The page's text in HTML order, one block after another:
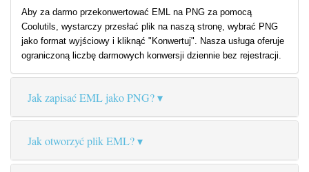
Aby za darmo przekonwertować EML na PNG za pomocą
Coolutils, wystarczy przesłać plik na naszą stronę, wybrać PNG
jako format wyjściowy i kliknąć "Konwertuj". Nasza usługa oferuje
ograniczoną liczbę darmowych konwersji dziennie bez rejestracji.
Jak zapisać EML jako PNG?
Jak otworzyć plik EML?